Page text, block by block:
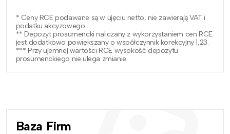
* Ceny RCE podawane są w ujęciu netto, nie zawierają VAT i
podatku akcyzowego.
** Depozyt prosumencki naliczany z wykorzystaniem cen RCE
jest dodatkowo powiększany o współczynnik korekcyjny 1,23.
*** Przy ujemnej wartości RCE wysokość depozytu
prosumenckiego nie ulega zmianie.
Baza Firm